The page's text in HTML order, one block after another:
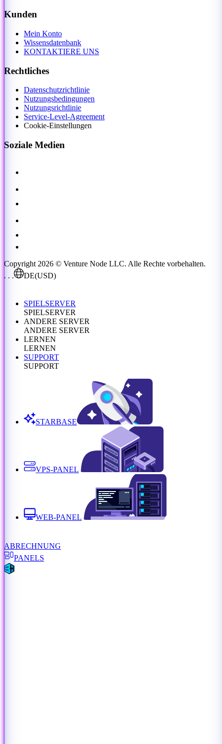
Kunden
Mein Konto
Wissensdatenbank
KONTAKTIERE UNS
Rechtliches
Datenschutzrichtlinie
Nutzungsbedingungen
Nutzungsrichtlinie
Service-Level-Agreement
Cookie-Einstellungen
Soziale Medien
Copyright 2026 © Venture Node LLC. Alle Rechte vorbehalten.
. . .
DE(USD)
SPIELSERVER
SPIELSERVER
ANDERE SERVER
ANDERE SERVER
LERNEN
LERNEN
SUPPORT
SUPPORT
STARBASE
VPS-PANEL
WEB-PANEL
ABRECHNUNG
PANELS